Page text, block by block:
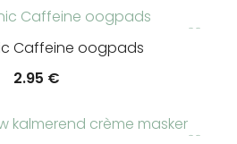
Caffeine oogpads
2.95 €